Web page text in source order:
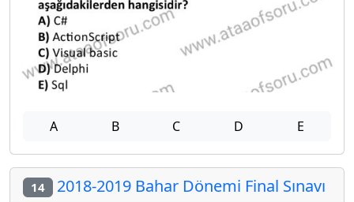
A B C D E
14 2018-2019 Bahar Dönemi Final Sınavı